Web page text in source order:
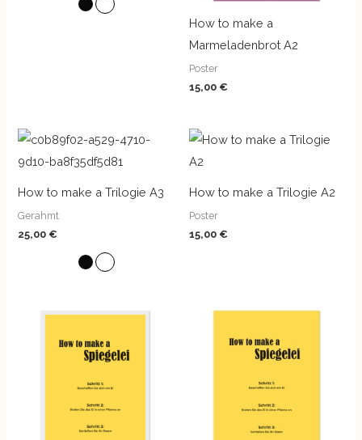
How to make a
Marmeladenbrot A2
Poster
15,00 €
How to make a Trilogie A3
Gerahmt
25,00 €
How to make a Trilogie A2
Poster
15,00 €